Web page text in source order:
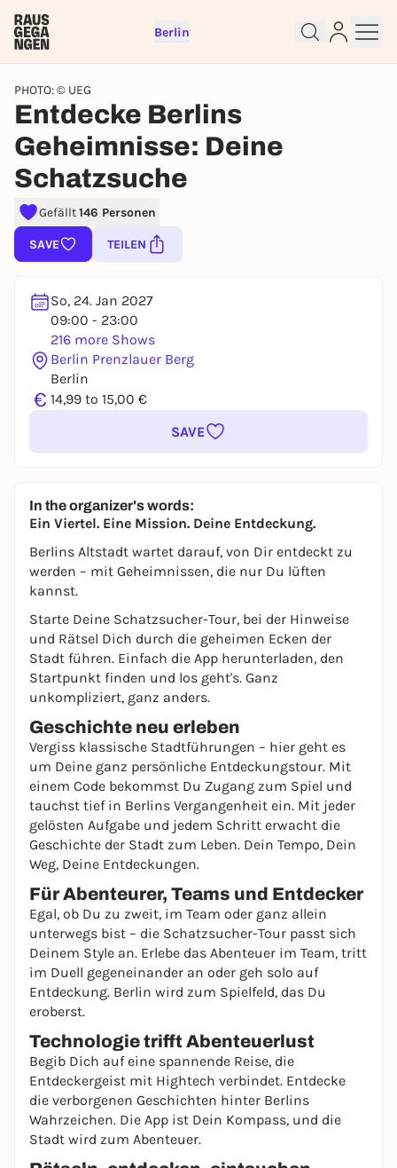
Berlin
PHOTO: © UEG
Entdecke Berlins
Geheimnisse: Deine
Schatzsuche
Gefällt146 Personen
SAVE TEILEN
So, 24. Jan 2027
09:00 - 23:00
216 more Shows
Berlin Prenzlauer Berg
Berlin
€ 14,99 to 15,00 €
SAVE
In the organizer's words:
Ein Viertel. Eine Mission. Deine Entdeckung.
Berlins Altstadt wartet darauf, von Dir entdeckt zu
werden – mit Geheimnissen, die nur Du lüften
kannst.
Starte Deine Schatzsucher-Tour, bei der Hinweise
und Rätsel Dich durch die geheimen Ecken der
Stadt führen. Einfach die App herunterladen, den
Startpunkt finden und los geht's. Ganz
unkompliziert, ganz anders.
Geschichte neu erleben
Vergiss klassische Stadtführungen – hier geht es
um Deine ganz persönliche Entdeckungstour. Mit
einem Code bekommst Du Zugang zum Spiel und
tauchst tief in Berlins Vergangenheit ein. Mit jeder
gelösten Aufgabe und jedem Schritt erwacht die
Geschichte der Stadt zum Leben. Dein Tempo, Dein
Weg, Deine Entdeckungen.
Für Abenteurer, Teams und Entdecker
Egal, ob Du zu zweit, im Team oder ganz allein
unterwegs bist – die Schatzsucher-Tour passt sich
Deinem Style an. Erlebe das Abenteuer im Team, tritt
im Duell gegeneinander an oder geh solo auf
Entdeckung. Berlin wird zum Spielfeld, das Du
eroberst.
Technologie trifft Abenteuerlust
Begib Dich auf eine spannende Reise, die
Entdeckergeist mit Hightech verbindet. Entdecke
die verborgenen Geschichten hinter Berlins
Wahrzeichen. Die App ist Dein Kompass, und die
Stadt wird zum Abenteuer.
Sign up for free and get started
right away
lotteries, you need a free Rausgegangen account.
REGISTER FOR FREE NOW
You already have an account?